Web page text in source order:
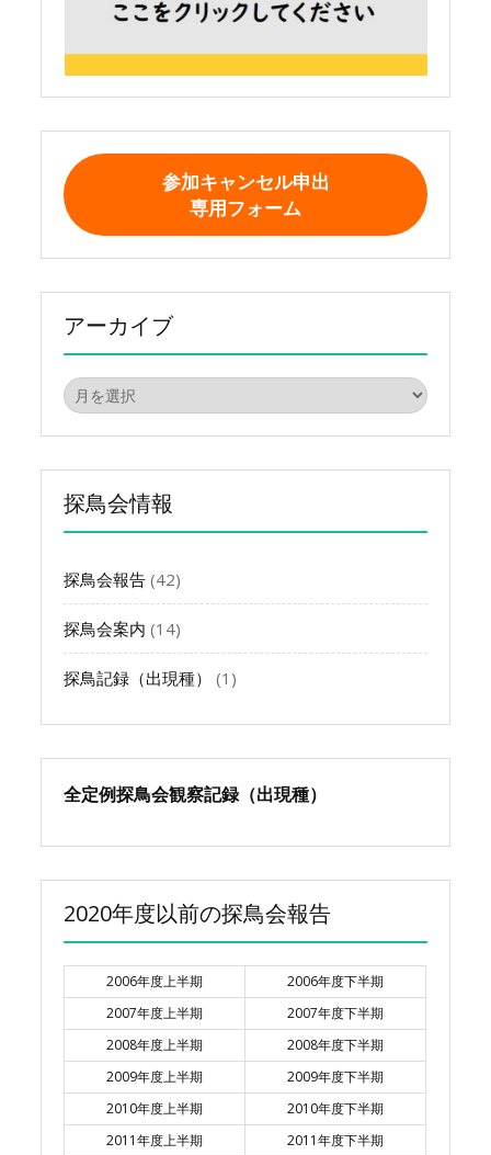
参加キャンセル申出
専用フォーム
アーカイブ
ア
ー
カ
イ
ブ
探鳥会情報
探鳥会報告 (42)
探鳥会案内 (14)
探鳥記録（出現種） (1)
全定例探鳥会観察記録（出現種）
2020年度以前の探鳥会報告
2006年度上半期
2006年度下半期
2007年度上半期
2007年度下半期
2008年度上半期
2008年度下半期
2009年度上半期
2009年度下半期
2010年度上半期
2010年度下半期
2011年度上半期
2011年度下半期